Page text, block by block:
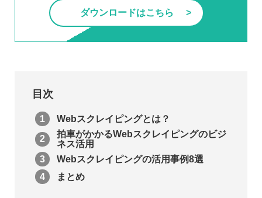
ダウンロードはこちら
目次
Webスクレイピングとは？
拍車がかかるWebスクレイピングのビジ
ネス活用
Webスクレイピングの活用事例8選
まとめ